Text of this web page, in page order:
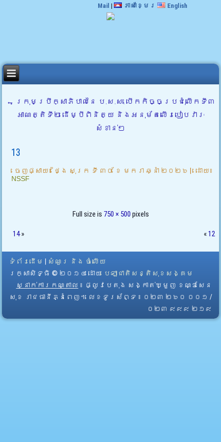
Mail | ភាសាខ្មែរ English
← ក្រុមប្រឹក្សាភិបាលនៃ ប.ស.ស. បើកកិច្ចប្រជុំលើកទី៣
អាណត្តិទី២ ដើម្បីពិនិត្យ និងអនុម័តលើរបៀបវារៈ
សំខាន់ៗ
13
ចេញផ្សាយ៖ ថ្ងៃ សុក្រ ទី ៣០ ខែ មករា ឆ្នាំ ២០២៦ | ដោយ៖
NSSF
Full size is 750 × 500 pixels
14» «12
ទំព័រដើម
សំណួរ និង ចំលើយ
រក្សាសិទ្ធិ © ២០១៤ ដោយ​ បេឡាជាតិសន្តិសុខសង្គម
ស្នាក់ការកណ្តាល ៖ ផ្លូវបេតុង សង្កាត់ឃ្មួញ ខណ្ឌសែន
សុខ រាជធានីភ្នំពេញ។ លេខទូរស័ព្ទ ៖ ០២៣ ២៦០ ០០១ /
០២៣ ៩៩៩ ២១៩